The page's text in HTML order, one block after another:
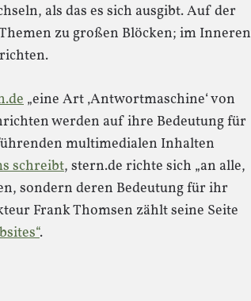
als das es sich ausgibt. Auf der
zu großen Blöcken; im Inneren
„eine Art ‚Antwortmaschine‘ von
werden auf ihre Bedeutung für
multimedialen Inhalten
schreibt, stern.de richte sich „an alle,
sondern deren Bedeutung für ihr
Frank Thomsen zählt seine Seite
.